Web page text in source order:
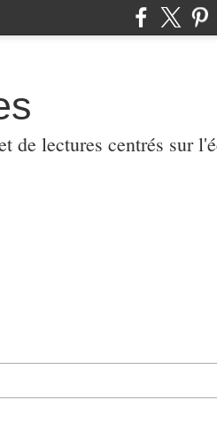
de lectures centrés sur